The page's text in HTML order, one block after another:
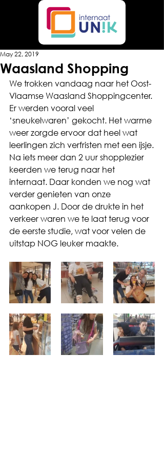
Waasland Shopping
May 22, 2019
We trokken vandaag naar het Oost-
Vlaamse Waasland Shoppingcenter.
Er werden vooral veel
‘sneukelwaren’ gekocht. Het warme
weer zorgde ervoor dat heel wat
leerlingen zich verfristen met een ijsje.
Na iets meer dan 2 uur shopplezier
keerden we terug naar het
internaat. Daar konden we nog wat
verder genieten van onze
aankopen J. Door de drukte in het
verkeer waren we te laat terug voor
de eerste studie, wat voor velen de
uitstap NOG leuker maakte.